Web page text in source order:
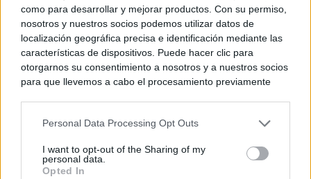
como para desarrollar y mejorar productos. Con su permiso,
nosotros y nuestros socios podemos utilizar datos de
localización geográfica precisa e identificación mediante las
características de dispositivos. Puede hacer clic para
otorgarnos su consentimiento a nosotros y a nuestros socios
para que llevemos a cabo el procesamiento previamente
negar su consentimiento. Tenga en cuenta que algún
de su consentimiento, pero usted tiene el derecho de
rechazar tal procesamiento. Sus preferencias se aplicarán
Personal Data Processing Opt Outs
I want to opt-out of the Sharing of my
personal data.
Opted In